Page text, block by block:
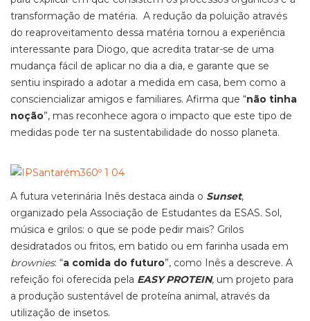
transformação de matéria. A redução da poluição através
do reaproveitamento dessa matéria tornou a experiência
interessante para Diogo, que acredita tratar-se de uma
mudança fácil de aplicar no dia a dia, e garante que se
sentiu inspirado a adotar a medida em casa, bem como a
consciencializar amigos e familiares. Afirma que “não tinha
noção”, mas reconhece agora o impacto que este tipo de
medidas pode ter na sustentabilidade do nosso planeta.
A futura veterinária Inês destaca ainda o Sunset,
organizado pela Associação de Estudantes da ESAS. Sol,
música e grilos: o que se pode pedir mais? Grilos
desidratados ou fritos, em batido ou em farinha usada em
brownies: “a comida do futuro”, como Inês a descreve. A
refeição foi oferecida pela EASY PROTEIN, um projeto para
a produção sustentável de proteína animal, através da
utilização de insetos.